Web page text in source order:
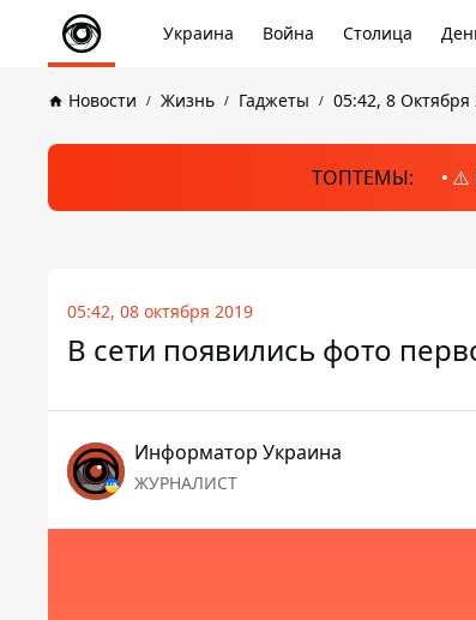
Украина Война Столица
Новости Жизнь Гаджеты 05:42, 8 Октября
ТОПТЕМЫ: ⚠️
05:42, 08 октября 2019
В сети появились фото
Информатор Украина
ЖУРНАЛИСТ